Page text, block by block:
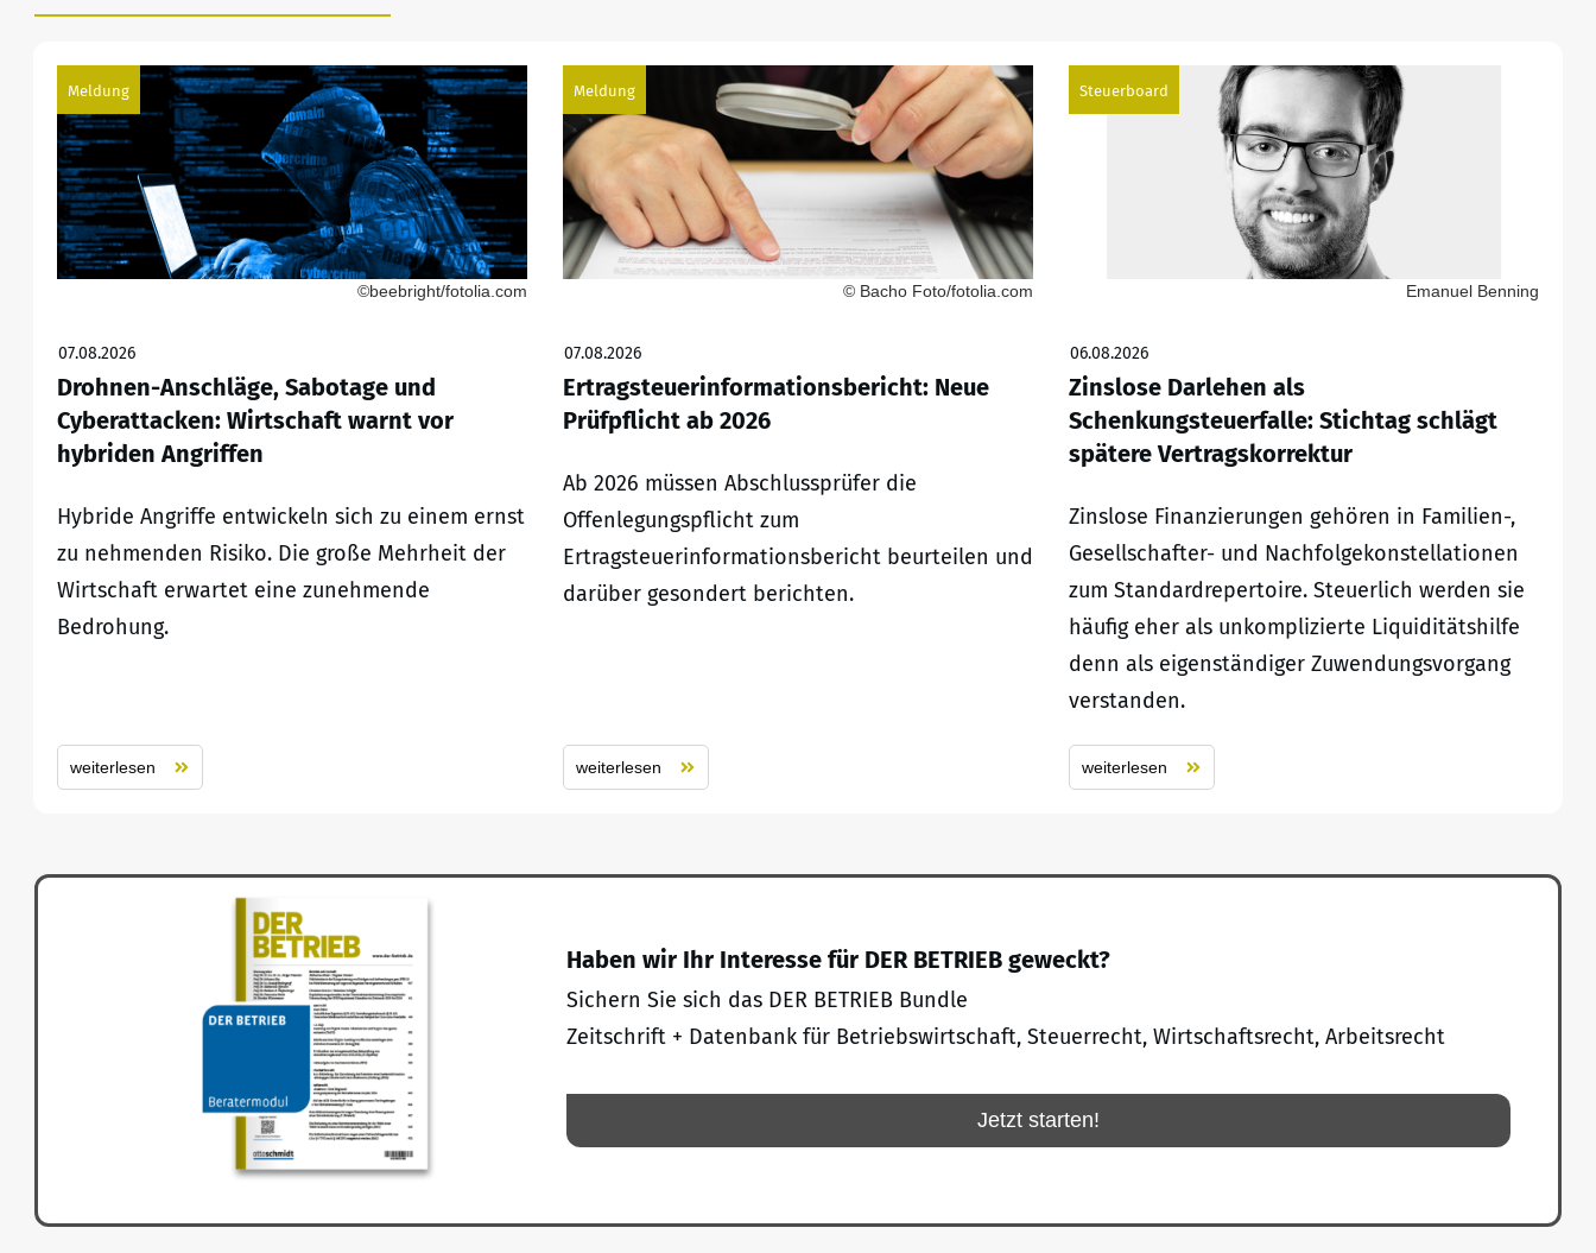
Meldung
©beebright/fotolia.com
07.08.2026
Drohnen-Anschläge, Sabotage und
Cyberattacken: Wirtschaft warnt vor
hybriden Angriffen
Hybride Angriffe entwickeln sich zu einem ernst
zu nehmenden Risiko. Die große Mehrheit der
Wirtschaft erwartet eine zunehmende
Bedrohung.
weiterlesen
Meldung
© Bacho Foto/fotolia.com
07.08.2026
Ertragsteuerinformationsbericht: Neue
Prüfpflicht ab 2026
Ab 2026 müssen Abschlussprüfer die
Offenlegungspflicht zum
Ertragsteuerinformationsbericht beurteilen und
darüber gesondert berichten.
weiterlesen
Steuerboard
Emanuel Benning
06.08.2026
Zinslose Darlehen als
Schenkungsteuerfalle: Stichtag schlägt
spätere Vertragskorrektur
Zinslose Finanzierungen gehören in Familien-,
Gesellschafter- und Nachfolgekonstellationen
zum Standardrepertoire. Steuerlich werden sie
häufig eher als unkomplizierte Liquiditätshilfe
denn als eigenständiger Zuwendungsvorgang
verstanden.
weiterlesen
Haben wir Ihr Interesse für DER BETRIEB geweckt?
Sichern Sie sich das DER BETRIEB Bundle
Zeitschrift + Datenbank für Betriebswirtschaft, Steuerrecht, Wirtschaftsrecht, Arbeitsrecht
Jetzt starten!